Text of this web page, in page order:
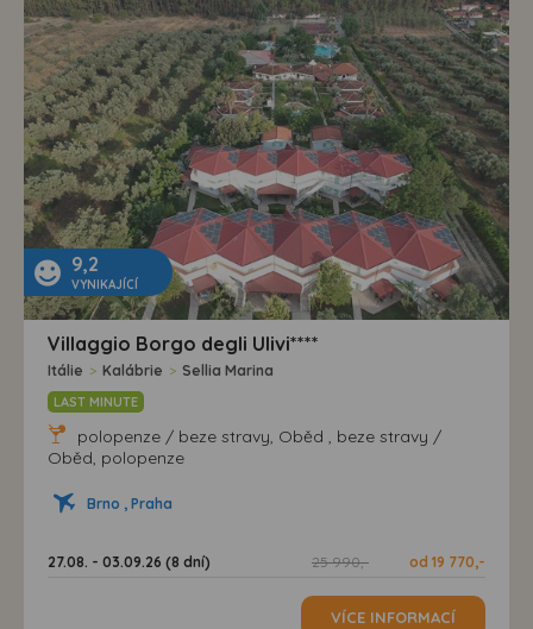
9,2
VYNIKAJÍCÍ
Villaggio Borgo degli Ulivi****
Itálie > Kalábrie > Sellia Marina
LAST MINUTE
polopenze / beze stravy, Oběd , beze stravy /
Oběd, polopenze
Brno , Praha
27.08. - 03.09.26 (8 dní) 25 990,- od 19 770,-
VÍCE INFORMACÍ